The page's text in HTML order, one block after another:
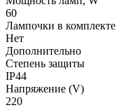
60
Лампочки в комплекте
Нет
Дополнительно
Степень защиты
IP44
Напряжение (V)
220